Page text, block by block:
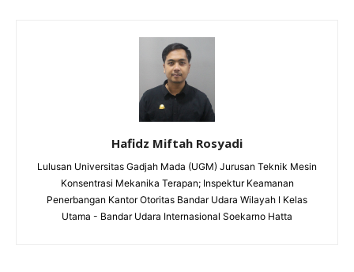
Hafidz Miftah Rosyadi
Lulusan Universitas Gadjah Mada (UGM) Jurusan Teknik Mesin
Konsentrasi Mekanika Terapan; Inspektur Keamanan
Penerbangan Kantor Otoritas Bandar Udara Wilayah I Kelas
Utama - Bandar Udara Internasional Soekarno Hatta